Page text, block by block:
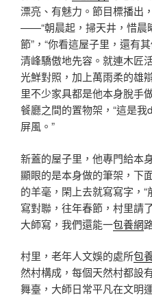
漂亮、有魅力。節目標播出
——“朝晨起，掃天井，惜晨
節”，“你看這屋子里，還有
清峰驕傲地先容。就連木匠
光鮮對照，加上萬雨柔的雄
里不少家具都是他本身脫手
餐廳之間的置物架，“這是
屏風。”
新蓋的屋子里，他專門給本
顯眼的是本身做的筆架，下
的羊毫，閑上去就寫寫字，
寫對聯，往年春節，村里請
大師寫，我們還能一包養網
村里，老年人文娛的處所包
然村構成，每個天然村都設
舞臺，大師日常平凡在文明